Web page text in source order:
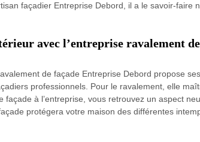
façadier Entreprise Debord, il a le savoir-faire
avec l’entreprise ravalement
de façade Entreprise Debord propose
professionnels. Pour le ravalement, elle
façade à l’entreprise, vous retrouvez un aspect
protégera votre maison des différentes